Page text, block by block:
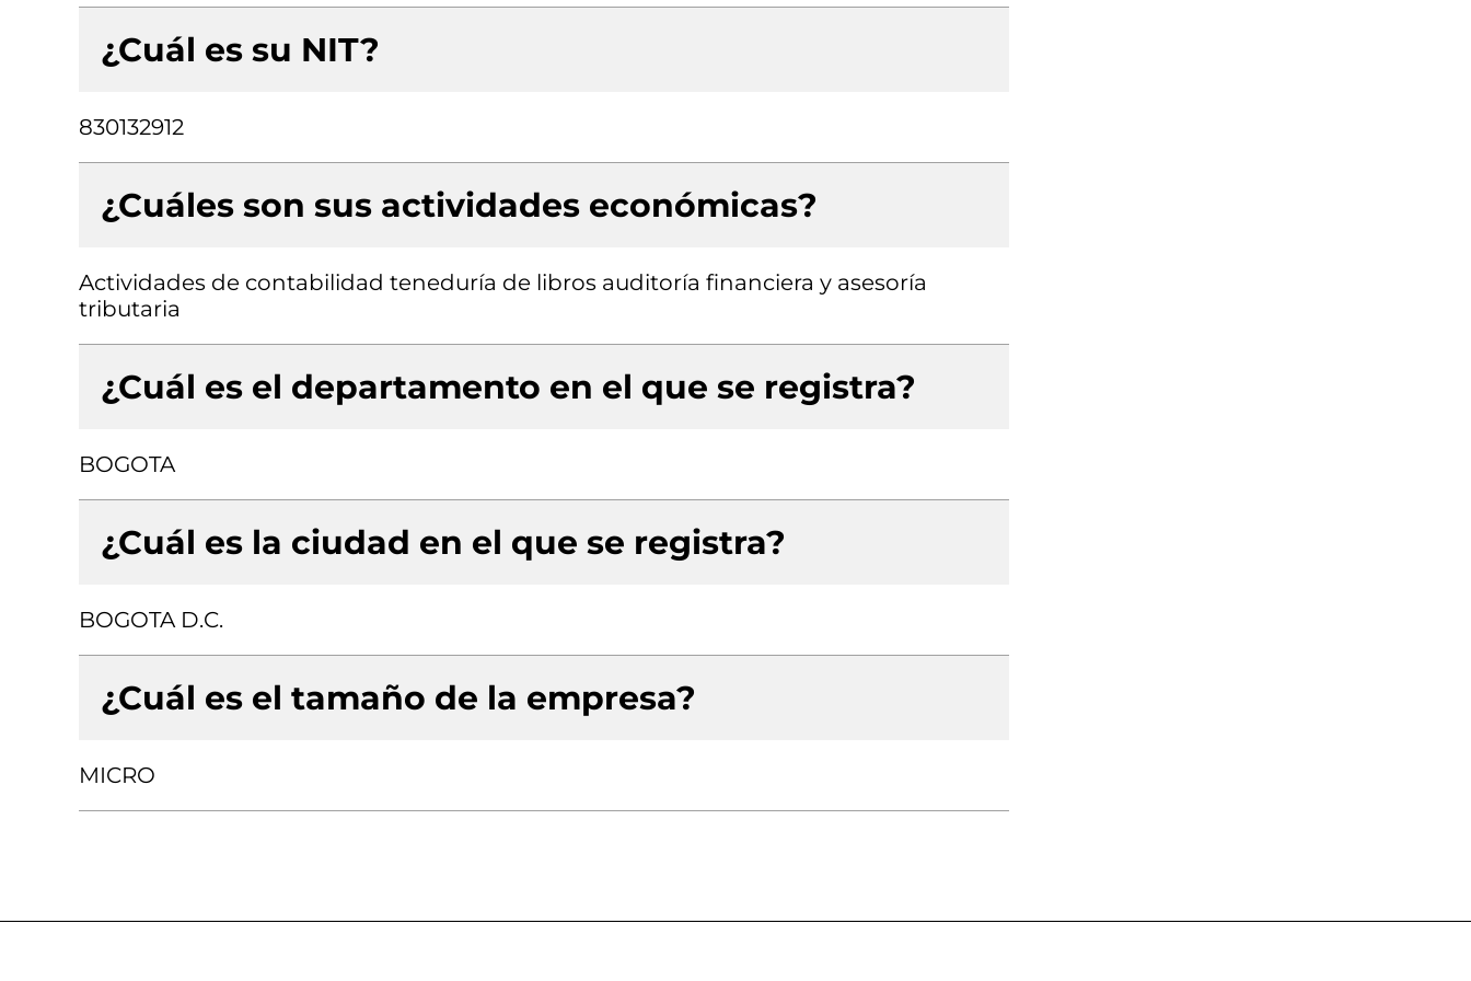
¿Cuál es su NIT?
830132912
¿Cuáles son sus actividades económicas?
Actividades de contabilidad teneduría de libros auditoría financiera y asesoría
tributaria
¿Cuál es el departamento en el que se registra?
BOGOTA
¿Cuál es la ciudad en el que se registra?
BOGOTA D.C.
¿Cuál es el tamaño de la empresa?
MICRO